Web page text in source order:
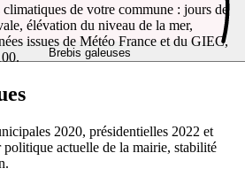
Brebis galeuses
de votre commune : jours de
élévation du niveau de la mer,
issues de Météo France et du GIEC,
2020, présidentielles 2022 et
actuelle de la mairie, stabilité